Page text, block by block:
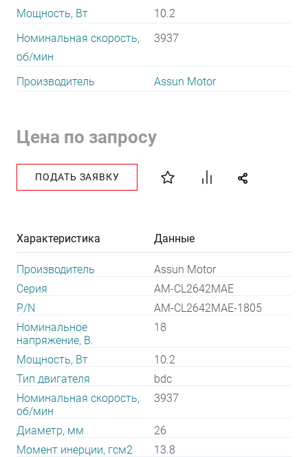
Мощность, Вт
10.2
Номинальная скорость,
об/мин
3937
Производитель Assun Motor
Цена по запросу
ПОДАТЬ ЗАЯВКУ
Характеристика Данные
Производитель
Assun Motor
Серия
AM-CL2642MAE
P/N
AM-CL2642MAE-1805
Номинальное
напряжение, В.
18
Мощность, Вт
10.2
Тип двигателя
bdc
Номинальная скорость,
об/мин
3937
Диаметр, мм
26
Момент инерции, гсм2
13.8